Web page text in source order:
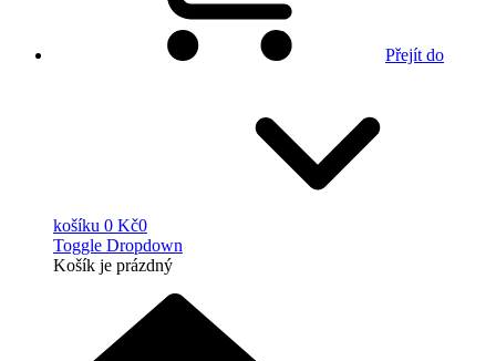
Přejít do
košíku 0 Kč0
Toggle Dropdown
Košík je prázdný